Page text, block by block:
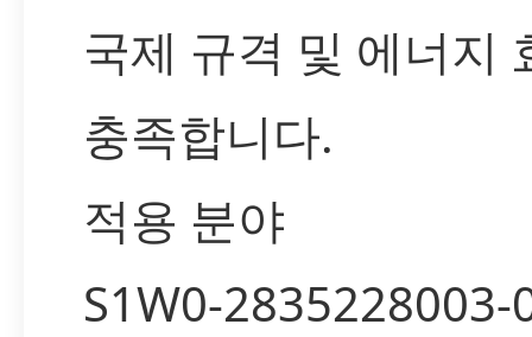
국제 규격 및 에너지
충족합니다.
적용 분야
S1W0-2835228003-